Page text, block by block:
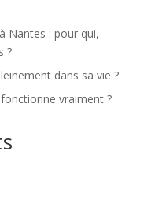
Nantes : pour qui,
?
dans sa vie ?
vraiment ?